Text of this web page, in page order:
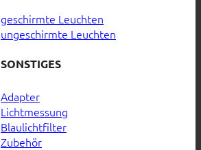
geschirmte Leuchten
ungeschirmte Leuchten
SONSTIGES
Adapter
Lichtmessung
Blaulichtfilter
Zubehör